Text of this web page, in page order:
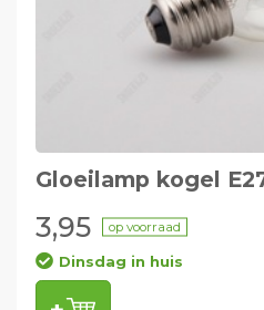
Gloeilamp kogel
3,95 op voorraad
Dinsdag in huis